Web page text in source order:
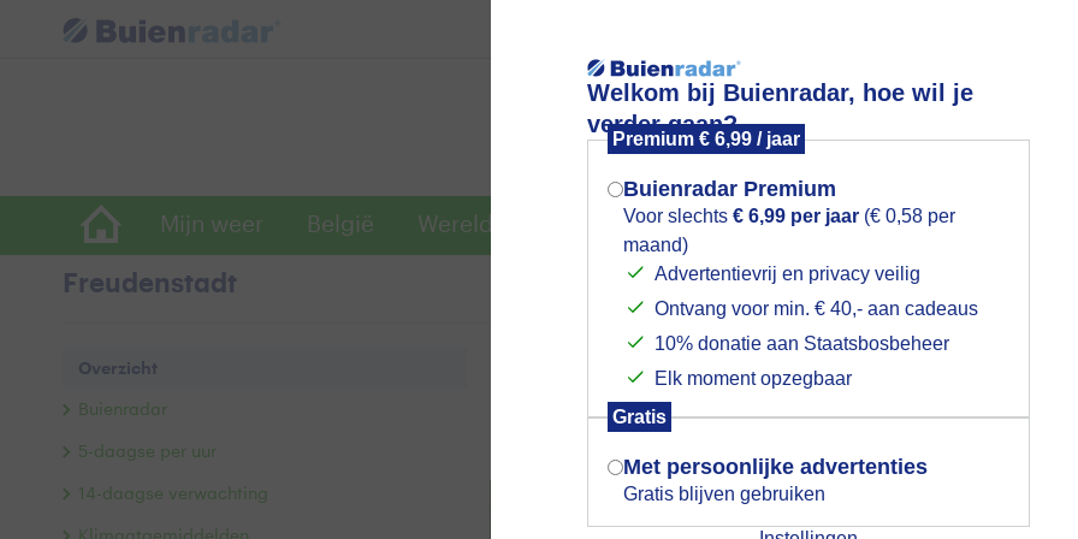
Welkom bij Buienradar, hoe wil je
verder gaan?
Premium € 6,99 / jaar
Buienradar Premium
Voor slechts € 6,99 per jaar (€ 0,58 per
maand)
Advertentievrij en privacy veilig
Ontvang voor min. € 40,- aan cadeaus
10% donatie aan Staatsbosbeheer
Elk moment opzegbaar
Gratis
Met persoonlijke advertenties
Gratis blijven gebruiken
Mijn weer België Wereldwijd Weerzine
Freudenstadt
Overzicht
Buienradar
5-daagse per uur
14-daagse verwachting
Mogen we je locatie gebruiken voor
het weer?
Indien je hier nog geen akkoord op hebt
gegeven, verschijnt er zo een pop-up uit
je browser waarin deze toestemming
gevraagd wordt.